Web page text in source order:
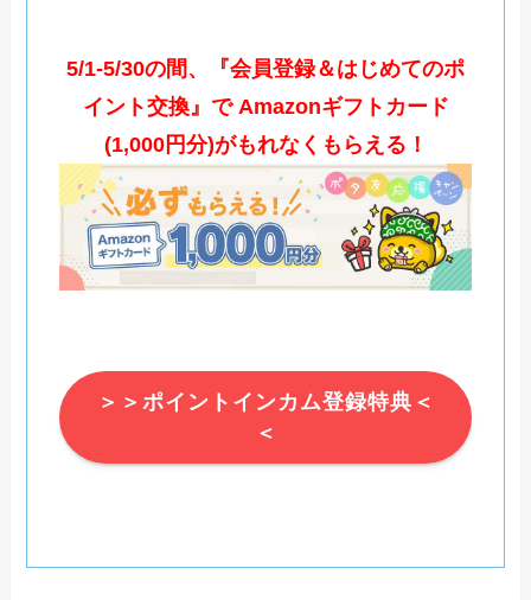
5/1-5/30の間、『会員登録＆はじめてのポ
イント交換』で Amazonギフトカード
(1,000円分)がもれなくもらえる！
＞＞ポイントインカム登録特典＜
＜